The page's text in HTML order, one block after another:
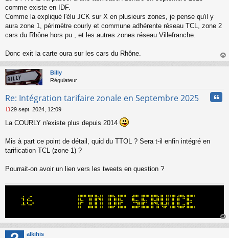
s
s
g
e
o
n
l
u
comme existe en IDF.
Comme la expliqué l'élu JCK sur X en plusieurs zones, je pense qu'il y
aura zone 1, périmètre courly et commune adhérente réseau TCL, zone 2
cars du Rhône hors pu , et les autres zones réseau Villefranche.
Donc exit la carte oura sur les cars du Rhône.
au
Billy
Régulateur
Re: Intégration tarifaire zonale en Septembre 2025
e
s
a
g
n
29 sept. 2024, 12:09
La COURLY n'existe plus depuis 2014
Mis à part ce point de détail, quid du TTOL ? Sera t-il enfin intégré en
tarification TCL (zone 1) ?
Pourrait-on avoir un lien vers les tweets en question ?
au
alkihis